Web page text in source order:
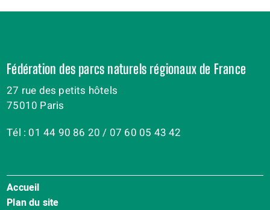
Fédération des parcs naturels régionaux de France
27 rue des petits hôtels
75010 Paris
Tél : 01 44 90 86 20 / 07 60 05 43 42
Menu
Pied
Accueil
Plan du site